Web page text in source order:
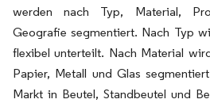
werden nach Typ, Material,
Geografie segmentiert. Nach Typ
flexibel unterteilt. Nach Material
Papier, Metall und Glas
Markt in Beutel, Standbeutel und